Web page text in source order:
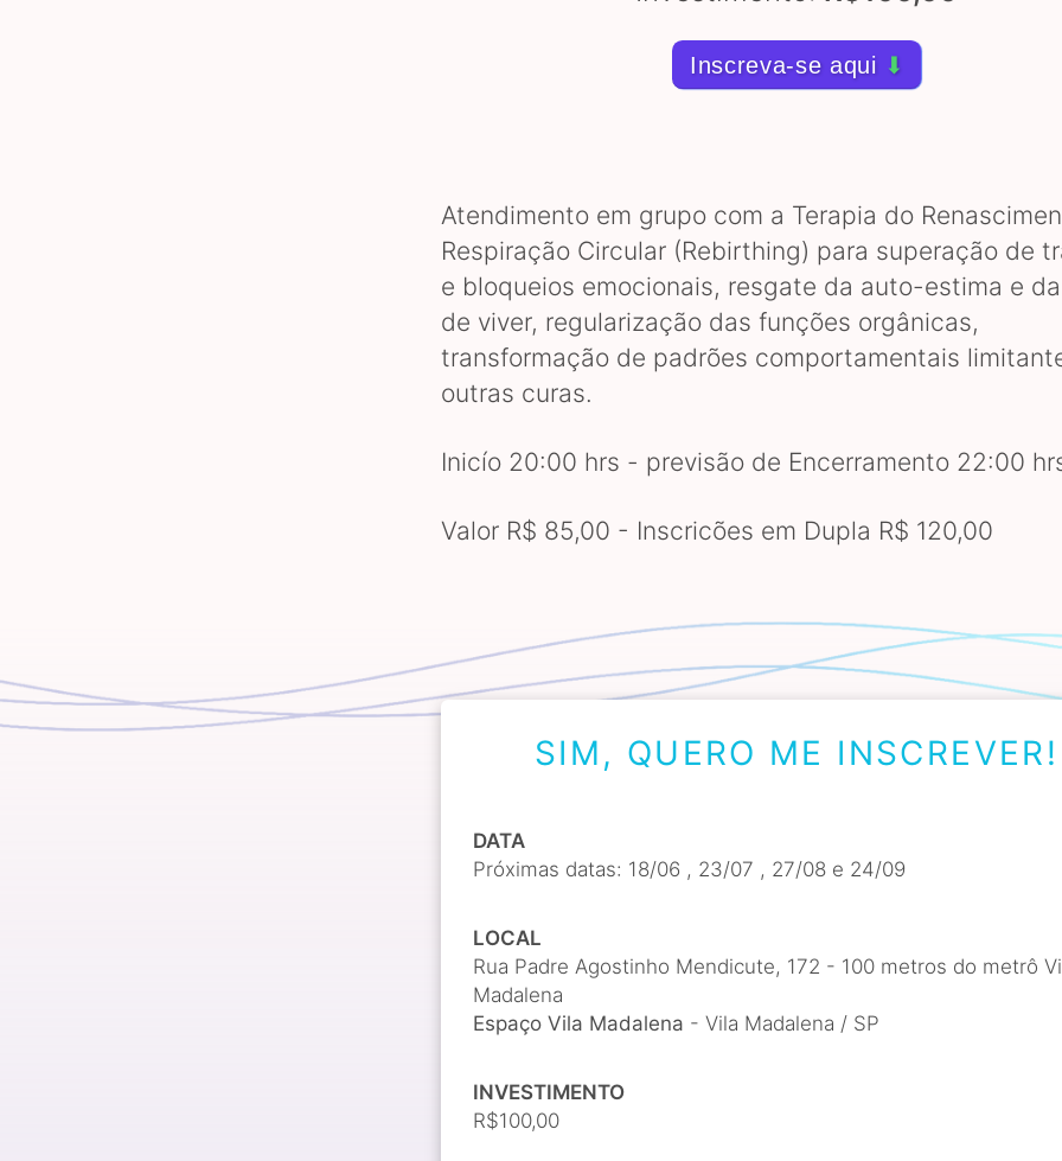
Inscreva-se aqui ⬇
Atendimento em grupo com a Terapia do
Respiração Circular (Rebirthing) para superação de
e bloqueios emocionais, resgate da auto-estima e
de viver, regularização das funções orgânicas,
transformação de padrões comportamentais
outras curas.
Inicío 20:00 hrs - previsão de Encerramento 22:00
Valor R$ 85,00 - Inscricões em Dupla R$ 120,00
SIM, QUERO ME INSCREVER!
DATA
Próximas datas: 18/06 , 23/07 , 27/08 e 24/09
LOCAL
Rua Padre Agostinho Mendicute, 172 - 100 metros do metrô
Madalena
Espaço Vila Madalena - Vila Madalena / SP
INVESTIMENTO
R$100,00